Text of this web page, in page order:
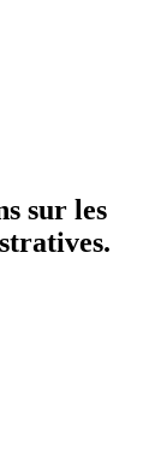
sur les